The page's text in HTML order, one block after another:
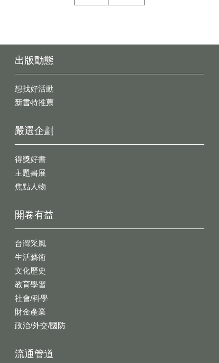
出版動態
想找好活動
新書特推薦
開卷有益
台灣采風
生活藝術
文化歷史
教育學習
社會/科學
財金產業
政治/外交/國防
嚴選企劃
得獎好書
主題書展
焦點人物
流通管道